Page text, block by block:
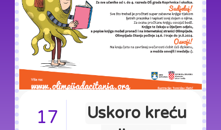
17
Uskoro kreću